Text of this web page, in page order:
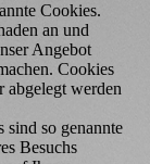
Cookies.
an und
Angebot
Cookies
abgelegt werden
sind so genannte
Besuchs